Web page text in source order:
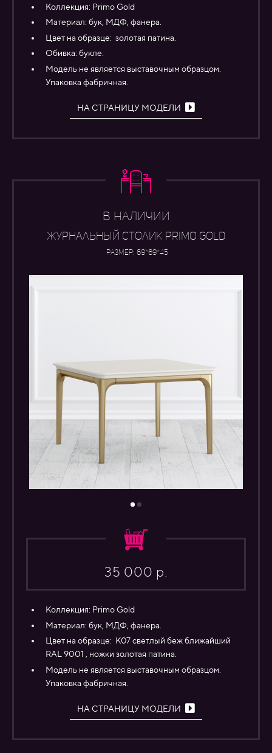
Коллекция: Primo Gold
Материал: бук, МДФ, фанера.
Цвет на образце: золотая патина.
Обивка: букле.
Модель не является выставочным образцом.
Упаковка фабричная.
НА СТРАНИЦУ МОДЕЛИ
В НАЛИЧИИ
журнальный столик PRIMO GOLD
Размер: 69*69*45
35 000 р.
Коллекция: Primo Gold
Материал: бук, МДФ, фанера.
Цвет на образце: К07 светлый беж ближайший
RAL 9001 , ножки золотая патина.
Модель не является выставочным образцом.
Упаковка фабричная.
НА СТРАНИЦУ МОДЕЛИ